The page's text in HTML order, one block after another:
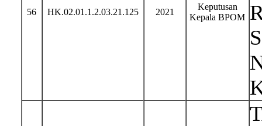
56 HK.02.01.1.2.03.21.125 2021
Keputusan
Kepala BPOM